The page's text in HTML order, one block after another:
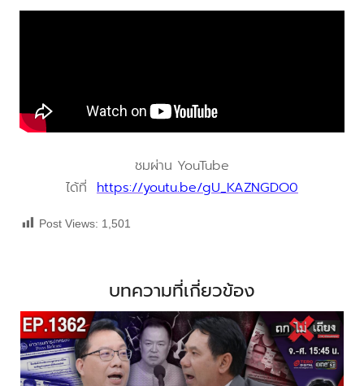
ชมผ่าน YouTube
ได้ที่ https://youtu.be/gU_KAZNGDO0
Post Views: 1,501
บทความที่เกี่ยวข้อง